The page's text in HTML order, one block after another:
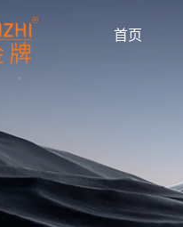
首页